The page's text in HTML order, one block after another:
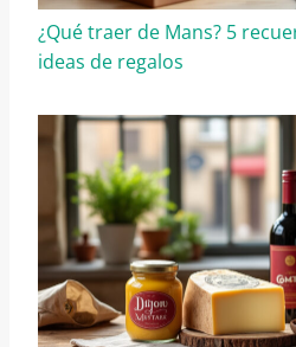
¿Qué traer de Mans? 5
ideas de regalos